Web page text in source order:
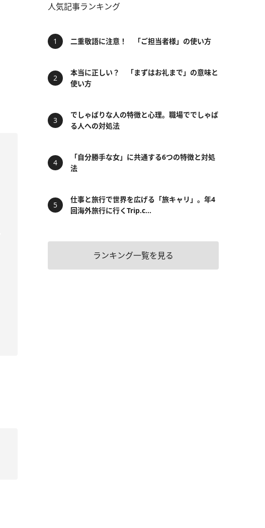
人気記事ランキング
二重敬語に注意！ 「ご担当者様」の使い方
本当に正しい？ 「まずはお礼まで」の意味と
使い方
でしゃばりな人の特徴と心理。職場ででしゃば
る人への対処法
「自分勝手な女」に共通する6つの特徴と対処
法
仕事と旅行で世界を広げる「旅キャリ」。年4
回海外旅行に行くTrip.c...
ランキング一覧を見る